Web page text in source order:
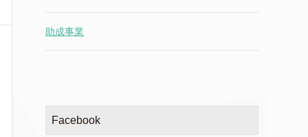
助成事業
Facebook